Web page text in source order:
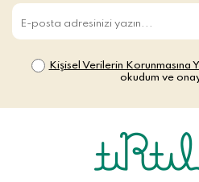
Kişisel Verilerin Korunmasına
okudum ve